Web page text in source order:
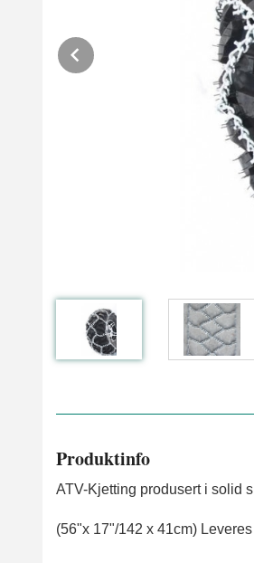
Produktinfo
ATV-Kjetting produsert i solid
(56"x 17"/142 x 41cm)